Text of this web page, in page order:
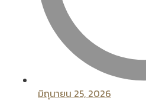
มิถุนายน 25, 2026